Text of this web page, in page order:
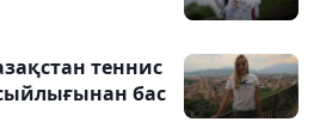
теннис
бас